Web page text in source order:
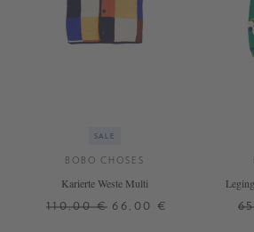
SALE
BOBO CHOSES
Karierte Weste Multi
110,00 € 66,00 €